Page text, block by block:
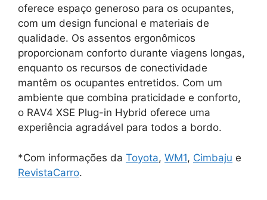
oferece espaço generoso para os ocupantes,
com um design funcional e materiais de
qualidade. Os assentos ergonômicos
proporcionam conforto durante viagens longas,
enquanto os recursos de conectividade
mantêm os ocupantes entretidos. Com um
ambiente que combina praticidade e conforto,
o RAV4 XSE Plug-in Hybrid oferece uma
experiência agradável para todos a bordo.
*Com informações da Toyota, WM1, Cimbaju e
RevistaCarro.